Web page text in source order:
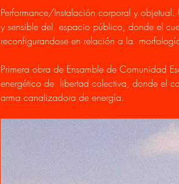
Performance/Instalación corporal y
y sensible del  espacio público, donde el
reconfigurandose en relación a la
Primera obra de Ensamble de Comunidad
energético de  libertad colectiva, donde el
arma canalizadora de energía.